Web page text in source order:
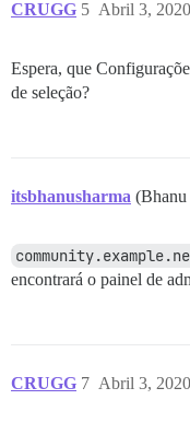
CRUGG Abril 3,
5
Espera, que
de seleção?
itsbhanusharma (Bhanu
encontrará o painel de
CRUGG Abril 3,
7